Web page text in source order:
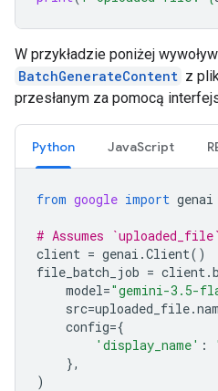
W przykładzie poniżej
BatchGenerateContent z
przesłanym za pomocą
Python JavaScript
from google import genai
# Assumes
client = genai .Client()
file_batch_job = client.
model="gemini-3.5-
src=uploaded_file.
config={
'display_name' :
},
)